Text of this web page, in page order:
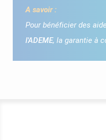
A savoir :
Pour bénéficier des
l'ADEME, la garantie à